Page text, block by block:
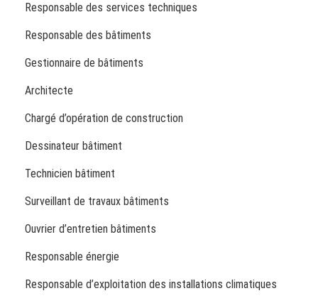
Responsable des services techniques
Responsable des bâtiments
Gestionnaire de bâtiments
Architecte
Chargé d’opération de construction
Dessinateur bâtiment
Technicien bâtiment
Surveillant de travaux bâtiments
Ouvrier d’entretien bâtiments
Responsable énergie
Responsable d’exploitation des installations climatiques